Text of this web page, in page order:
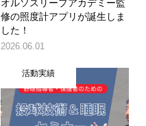
修の照度計アプリが誕生しま
した！
2026.06.01
活動実績